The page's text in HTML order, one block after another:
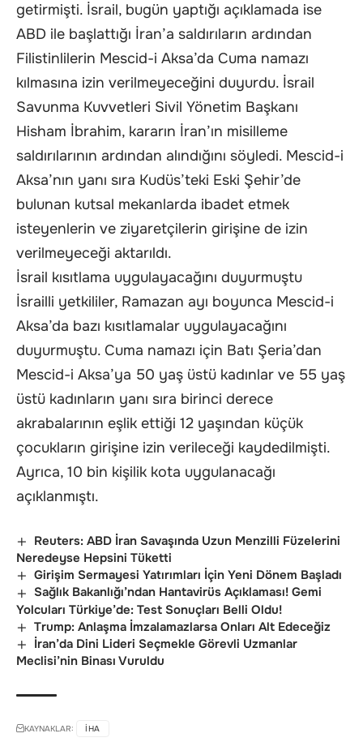
getirmişti. İsrail, bugün yaptığı açıklamada ise
ABD ile başlattığı İran’a saldırıların ardından
Filistinlilerin Mescid-i Aksa’da Cuma namazı
kılmasına izin verilmeyeceğini duyurdu. İsrail
Savunma Kuvvetleri Sivil Yönetim Başkanı
Hisham İbrahim, kararın İran’ın misilleme
saldırılarının ardından alındığını söyledi. Mescid-i
Aksa’nın yanı sıra Kudüs’teki Eski Şehir’de
bulunan kutsal mekanlarda ibadet etmek
isteyenlerin ve ziyaretçilerin girişine de izin
verilmeyeceği aktarıldı.
İsrail kısıtlama uygulayacağını duyurmuştu
İsrailli yetkililer, Ramazan ayı boyunca Mescid-i
Aksa’da bazı kısıtlamalar uygulayacağını
duyurmuştu. Cuma namazı için Batı Şeria’dan
Mescid-i Aksa’ya 50 yaş üstü kadınlar ve 55 yaş
üstü kadınların yanı sıra birinci derece
akrabalarının eşlik ettiği 12 yaşından küçük
çocukların girişine izin verileceği kaydedilmişti.
Ayrıca, 10 bin kişilik kota uygulanacağı
açıklanmıştı.
Reuters: ABD İran Savaşında Uzun Menzilli Füzelerini
Neredeyse Hepsini Tüketti
Girişim Sermayesi Yatırımları İçin Yeni Dönem Başladı
Sağlık Bakanlığı’ndan Hantavirüs Açıklaması! Gemi
Yolcuları Türkiye’de: Test Sonuçları Belli Oldu!
Trump: Anlaşma İmzalamazlarsa Onları Alt Edeceğiz
İran’da Dini Lideri Seçmekle Görevli Uzmanlar
Meclisi’nin Binası Vuruldu
KAYNAKLAR: IHA